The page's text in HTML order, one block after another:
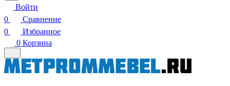
Войти
0
Сравнение
0
Избранное
0 Корзина